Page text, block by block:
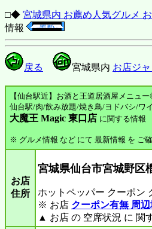
□◆ 宮城県内 お薦め人気グルメ
情報
戻る 宮城県内 お店ジ
【仙台駅近】お酒と王道居酒屋メニュ
仙台駅/肉/飲み放題/焼き鳥/ヨドバシ/ワ
大魔王 Magic 東口店 に関する情報
※ グルメ情報 など にて 最新情報 を ご
お店
住所
宮城県仙台市宮城野区
ホットペッパー クーポン
※ お店 クーポン有無 周
▲ お店 の 空席状況 に 関